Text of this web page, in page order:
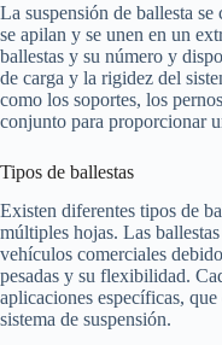
La suspensión de ballesta
se apilan y se unen en un
ballestas y su número y
de carga y la rigidez del
como los soportes, los
conjunto para proporcionar
Tipos de ballestas
Existen diferentes tipos de
múltiples hojas. Las
vehículos comerciales
pesadas y su flexibilidad.
aplicaciones específicas,
sistema de suspensión.